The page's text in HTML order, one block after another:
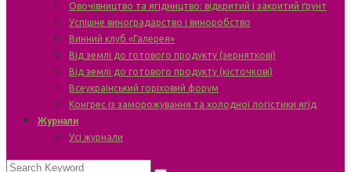
Овочівництво та ягідництво: відкритий і закритий ґрунт
Успішне виноградарство і виноробство
Винний клуб «Галерея»
Від землі до готового продукту (зерняткові)
Від землі до готового продукту (кісточкові)
Всеукраїнський горіховий форум
Конгрес із заморожування та холодної логістики ягід
Журнали
Усі журнали